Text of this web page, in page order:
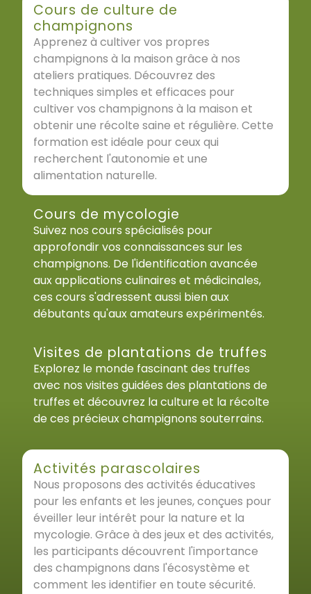
Cours de culture de
champignons
Apprenez à cultiver vos propres
champignons à la maison grâce à nos
ateliers pratiques. Découvrez des
techniques simples et efficaces pour
cultiver vos champignons à la maison et
obtenir une récolte saine et régulière. Cette
formation est idéale pour ceux qui
recherchent l'autonomie et une
alimentation naturelle.
Cours de mycologie
Suivez nos cours spécialisés pour
approfondir vos connaissances sur les
champignons. De l'identification avancée
aux applications culinaires et médicinales,
ces cours s'adressent aussi bien aux
débutants qu'aux amateurs expérimentés.
Visites de plantations de truffes
Explorez le monde fascinant des truffes
avec nos visites guidées des plantations de
truffes et découvrez la culture et la récolte
de ces précieux champignons souterrains.
Activités parascolaires
Nous proposons des activités éducatives
pour les enfants et les jeunes, conçues pour
éveiller leur intérêt pour la nature et la
mycologie. Grâce à des jeux et des activités,
les participants découvrent l'importance
des champignons dans l'écosystème et
comment les identifier en toute sécurité.